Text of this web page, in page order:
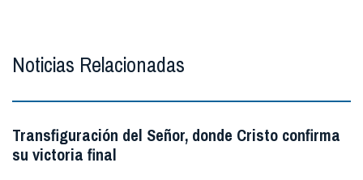
Noticias Relacionadas
Transfiguración del Señor, donde Cristo confirma
su victoria final